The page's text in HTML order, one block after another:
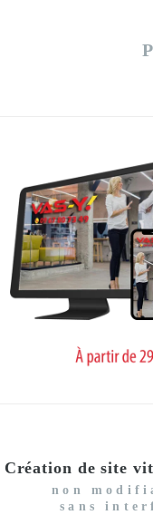
Création de site
non
sans